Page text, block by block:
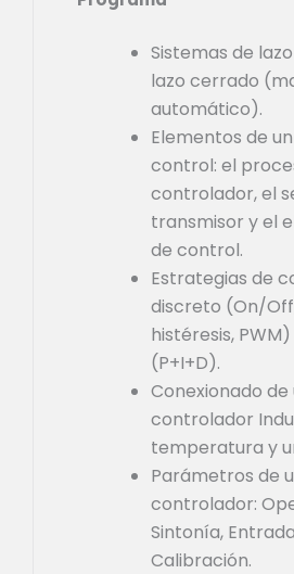
Sistemas de
lazo cerrado
automático).
Elementos de
control: el
controlador, el
transmisor y el
de control.
Estrategias de
discreto (On/
histéresis,
(P+I+D).
Conexionado de
controlador
temperatura y
Parámetros de
controlador:
Sintonía,
Calibración.